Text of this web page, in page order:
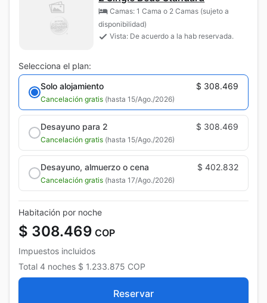
Camas: 1 Cama o 2 Camas (sujeto a
disponibilidad)
Vista: De acuerdo a la hab reservada.
Selecciona el plan:
Solo alojamiento
$ 308.469
Cancelación gratis (hasta 15/Ago./2026)
Desayuno para 2 $ 308.469
Cancelación gratis (hasta 15/Ago./2026)
Desayuno, almuerzo o cena $ 402.832
Cancelación gratis (hasta 17/Ago./2026)
Habitación por noche
$ 308.469 COP
Impuestos incluidos
Total 4 noches $ 1.233.875 COP
Reservar